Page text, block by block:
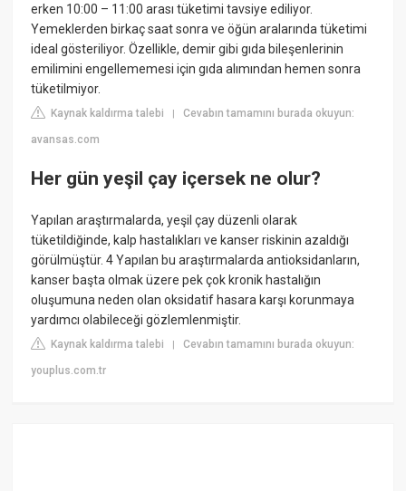
erken 10:00 – 11:00 arası tüketimi tavsiye ediliyor.
Yemeklerden birkaç saat sonra ve öğün aralarında tüketimi
ideal gösteriliyor. Özellikle, demir gibi gıda bileşenlerinin
emilimini engellememesi için gıda alımından hemen sonra
tüketilmiyor.
Kaynak kaldırma talebi |Cevabın tamamını burada okuyun:
avansas.com
Her gün yeşil çay içersek ne olur?
Yapılan araştırmalarda, yeşil çay düzenli olarak
tüketildiğinde, kalp hastalıkları ve kanser riskinin azaldığı
görülmüştür. 4 Yapılan bu araştırmalarda antioksidanların,
kanser başta olmak üzere pek çok kronik hastalığın
oluşumuna neden olan oksidatif hasara karşı korunmaya
yardımcı olabileceği gözlemlenmiştir.
Kaynak kaldırma talebi |Cevabın tamamını burada okuyun:
youplus.com.tr